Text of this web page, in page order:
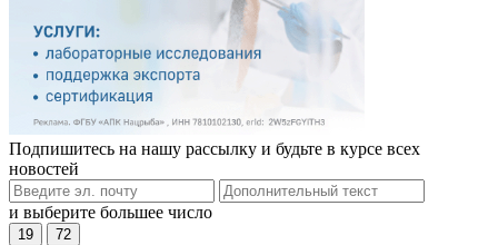
Подпишитесь на нашу рассылку и будьте в курсе всех
новостей
и выберите большее число
19 72